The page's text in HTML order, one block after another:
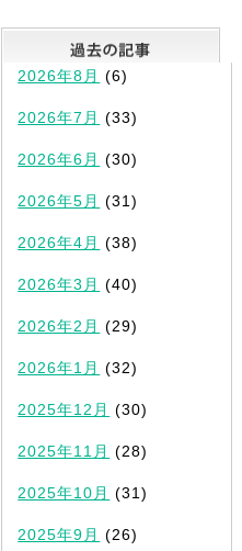
最新記事一覧
2026年8月 (6)
2026年7月 (33)
2026年6月 (30)
2026年5月 (31)
2026年4月 (38)
2026年3月 (40)
2026年2月 (29)
2026年1月 (32)
2025年12月 (30)
2025年11月 (28)
2025年10月 (31)
2025年9月 (26)